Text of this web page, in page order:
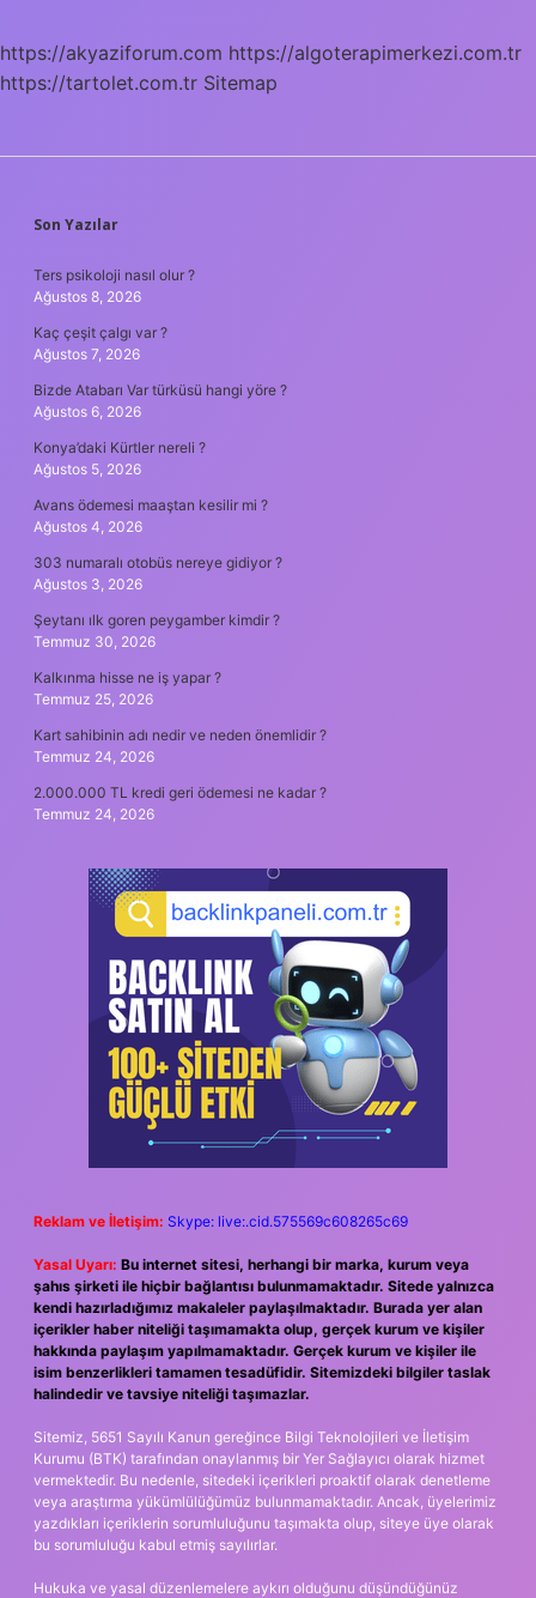
https://akyaziforum.com https://algoterapimerkezi.com.tr
https://tartolet.com.tr Sitemap
SIDEBAR
Son Yazılar
Ters psikoloji nasıl olur ?
Ağustos 8, 2026
Kaç çeşit çalgı var ?
Ağustos 7, 2026
Bizde Atabarı Var türküsü hangi yöre ?
Ağustos 6, 2026
Konya’daki Kürtler nereli ?
Ağustos 5, 2026
Avans ödemesi maaştan kesilir mi ?
Ağustos 4, 2026
303 numaralı otobüs nereye gidiyor ?
Ağustos 3, 2026
Şeytanı ılk goren peygamber kimdir ?
Temmuz 30, 2026
Kalkınma hisse ne iş yapar ?
Temmuz 25, 2026
Kart sahibinin adı nedir ve neden önemlidir ?
Temmuz 24, 2026
2.000.000 TL kredi geri ödemesi ne kadar ?
Temmuz 24, 2026
Reklam ve İletişim: Skype: live:.cid.575569c608265c69
Yasal Uyarı: Bu internet sitesi, herhangi bir marka, kurum veya
şahıs şirketi ile hiçbir bağlantısı bulunmamaktadır. Sitede yalnızca
kendi hazırladığımız makaleler paylaşılmaktadır. Burada yer alan
içerikler haber niteliği taşımamakta olup, gerçek kurum ve kişiler
hakkında paylaşım yapılmamaktadır. Gerçek kurum ve kişiler ile
isim benzerlikleri tamamen tesadüfidir. Sitemizdeki bilgiler taslak
halindedir ve tavsiye niteliği taşımazlar.
Sitemiz, 5651 Sayılı Kanun gereğince Bilgi Teknolojileri ve İletişim
Kurumu (BTK) tarafından onaylanmış bir Yer Sağlayıcı olarak hizmet
vermektedir. Bu nedenle, sitedeki içerikleri proaktif olarak denetleme
veya araştırma yükümlülüğümüz bulunmamaktadır. Ancak, üyelerimiz
yazdıkları içeriklerin sorumluluğunu taşımakta olup, siteye üye olarak
bu sorumluluğu kabul etmiş sayılırlar.
Hukuka ve yasal düzenlemelere aykırı olduğunu düşündüğünüz